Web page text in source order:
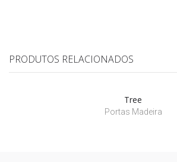
PRODUTOS RELACIONADOS
Tree
Portas Madeira